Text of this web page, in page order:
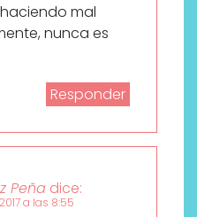
mal
nunca es
Responder
Peña dice:
a las 8:55